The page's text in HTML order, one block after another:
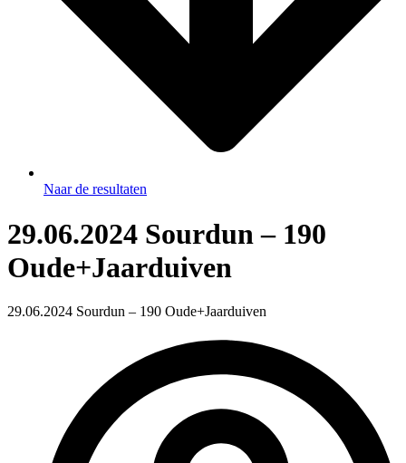
Naar de resultaten
29.06.2024 Sourdun – 190
Oude+Jaarduiven
29.06.2024 Sourdun – 190 Oude+Jaarduiven